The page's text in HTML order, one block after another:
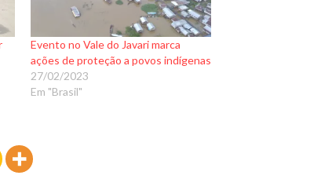
Evento no Vale do Javari marca
ações de proteção a povos indígenas
27/02/2023
Em "Brasil"